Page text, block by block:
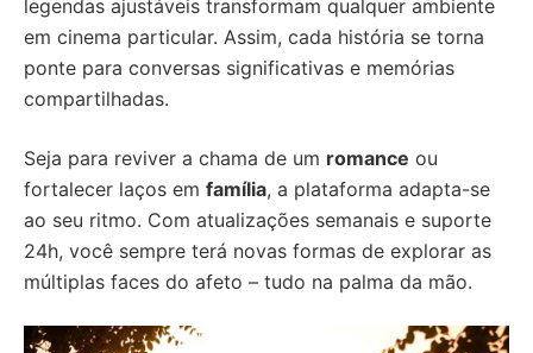
legendas ajustáveis transformam qualquer ambiente
em cinema particular. Assim, cada história se torna
ponte para conversas significativas e memórias
compartilhadas.
Seja para reviver a chama de um romance ou
fortalecer laços em família, a plataforma adapta-se
ao seu ritmo. Com atualizações semanais e suporte
24h, você sempre terá novas formas de explorar as
múltiplas faces do afeto – tudo na palma da mão.